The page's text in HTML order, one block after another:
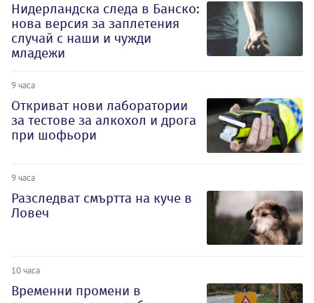
Нидерландска следа в Банско:
нова версия за заплетения
случай с наши и чужди
младежи
9 часа
Откриват нови лаборатории
за тестове за алкохол и дрога
при шофьори
9 часа
Разследват смъртта на куче в
Ловеч
10 часа
Временни промени в